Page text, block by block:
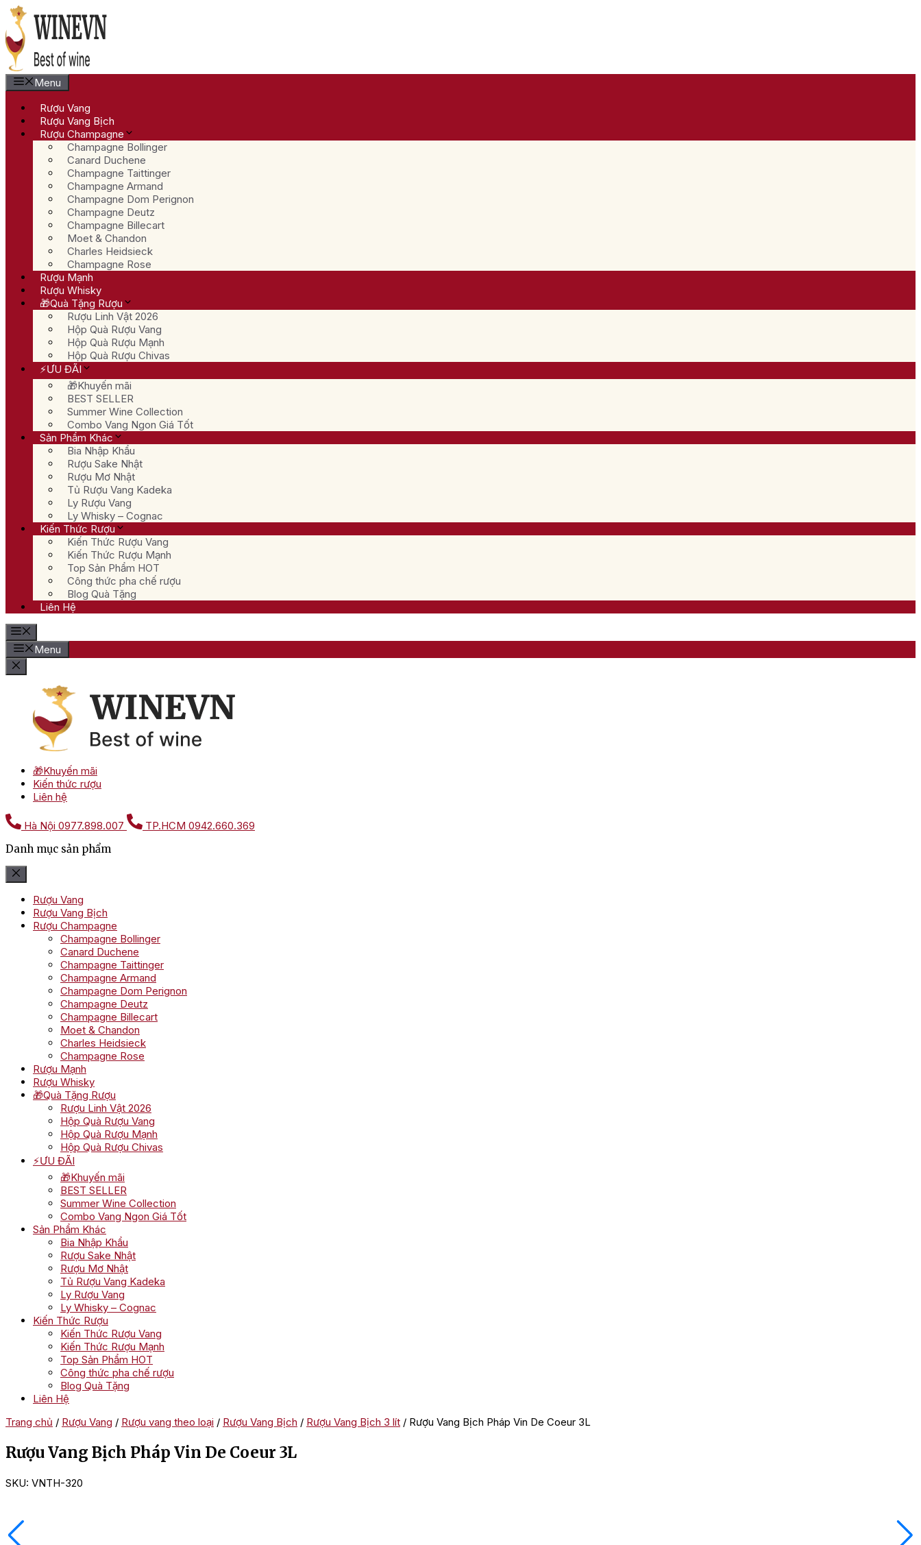
Chuyển
đến
nội
dung
Menu
Rượu Vang
Rượu Vang Bịch
Rượu Champagne
Champagne Bollinger
Canard Duchene
Champagne Taittinger
Champagne Armand
Champagne Dom Perignon
Champagne Deutz
Champagne Billecart
Moet & Chandon
Charles Heidsieck
Champagne Rose
Rượu Mạnh
Rượu Whisky
🎁Quà Tặng Rượu
Rượu Linh Vật 2026
Hộp Quà Rượu Vang
Hộp Quà Rượu Mạnh
Hộp Quà Rượu Chivas
⚡ƯU ĐÃI
🎁Khuyến mãi
BEST SELLER
Summer Wine Collection
Combo Vang Ngon Giá Tốt
Sản Phẩm Khác
Bia Nhập Khẩu
Rượu Sake Nhật
Rượu Mơ Nhật
Tủ Rượu Vang Kadeka
Ly Rượu Vang
Ly Whisky – Cognac
Kiến Thức Rượu
Kiến Thức Rượu Vang
Kiến Thức Rượu Mạnh
Top Sản Phẩm HOT
Công thức pha chế rượu
Blog Quà Tặng
Liên Hệ
Menu
🎁Khuyến mãi
Kiến thức rượu
Liên hệ
Hà Nội 0977.898.007 TP.HCM 0942.660.369
Danh mục sản phẩm
Rượu Vang
Rượu Vang Bịch
Rượu Champagne
Champagne Bollinger
Canard Duchene
Champagne Taittinger
Champagne Armand
Champagne Dom Perignon
Champagne Deutz
Champagne Billecart
Moet & Chandon
Charles Heidsieck
Champagne Rose
Rượu Mạnh
Rượu Whisky
🎁Quà Tặng Rượu
Rượu Linh Vật 2026
Hộp Quà Rượu Vang
Hộp Quà Rượu Mạnh
Hộp Quà Rượu Chivas
⚡ƯU ĐÃI
🎁Khuyến mãi
BEST SELLER
Summer Wine Collection
Combo Vang Ngon Giá Tốt
Sản Phẩm Khác
Bia Nhập Khẩu
Rượu Sake Nhật
Rượu Mơ Nhật
Tủ Rượu Vang Kadeka
Ly Rượu Vang
Ly Whisky – Cognac
Kiến Thức Rượu
Kiến Thức Rượu Vang
Kiến Thức Rượu Mạnh
Top Sản Phẩm HOT
Công thức pha chế rượu
Blog Quà Tặng
Liên Hệ
Trang chủ / Rượu Vang / Rượu vang theo loại / Rượu Vang Bịch / Rượu Vang Bịch 3 lít / Rượu Vang Bịch Pháp Vin De Coeur 3L
Rượu Vang Bịch Pháp Vin De Coeur 3L
SKU: VNTH-320